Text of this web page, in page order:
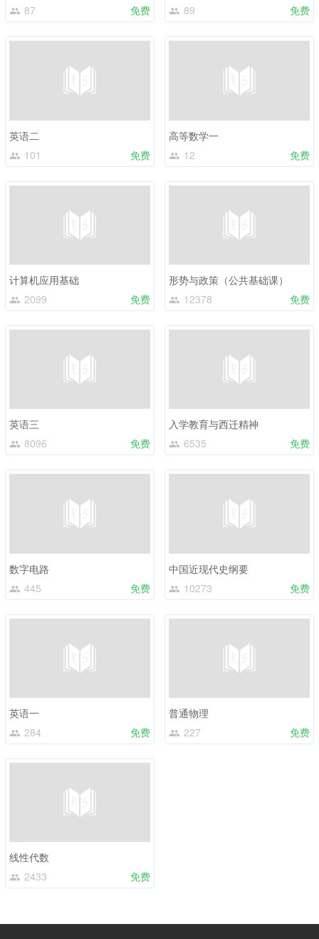
87
免费
89
免费
英语二
101
免费
高等数学一
12
免费
计算机应用基础
2099
免费
形势与政策（公共基础课）
12378
免费
英语三
8096
免费
入学教育与西迁精神
6535
免费
数字电路
445
免费
中国近现代史纲要
10273
免费
英语一
284
免费
普通物理
227
免费
线性代数
2433
免费